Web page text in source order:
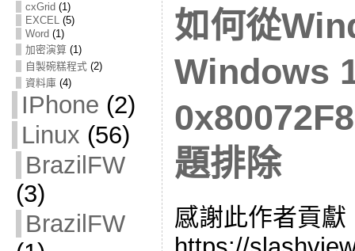
cxGrid (1)
EXCEL(5)
Word (1)
加密演算(1)
自製碗糕程式(2)
資料庫(4)
IPhone (2)
Linux (56)
BrazilFW
(3)
BrazilFW
如何從
Windows
題排除
感謝此作者貢獻